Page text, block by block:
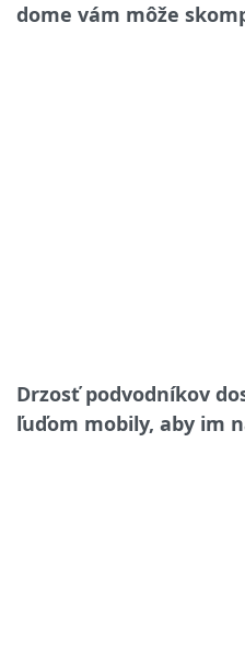
dome vám môže
Drzosť podvodníkov
ľuďom mobily, aby im